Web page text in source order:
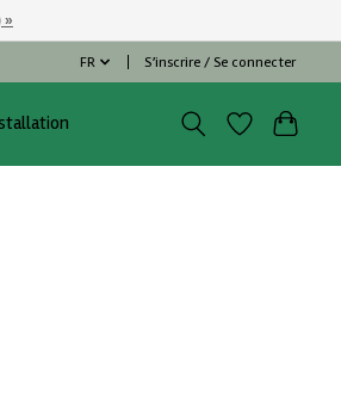
FR S’inscrire / Se connecter
»